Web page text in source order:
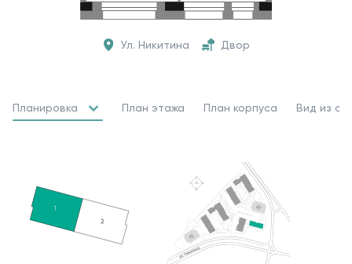
Ул. Никитина Двор
Планировка План этажа План корпуса Вид из